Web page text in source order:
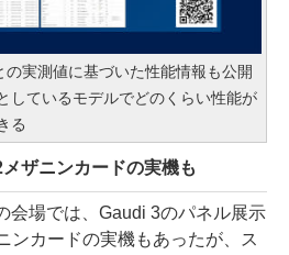
実測値に基づいた性能情報も公開
しているモデルでどのくらい性能が
る
ザニンカードの実機も
場では、Gaudi 3のパネル展示
ンカードの実機もあったが、ス